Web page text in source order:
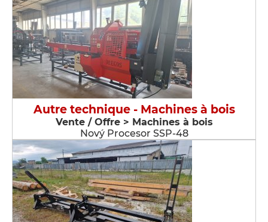
Autre technique - Machines à bois
Vente / Offre > Machines à bois
Nový Procesor SSP-48